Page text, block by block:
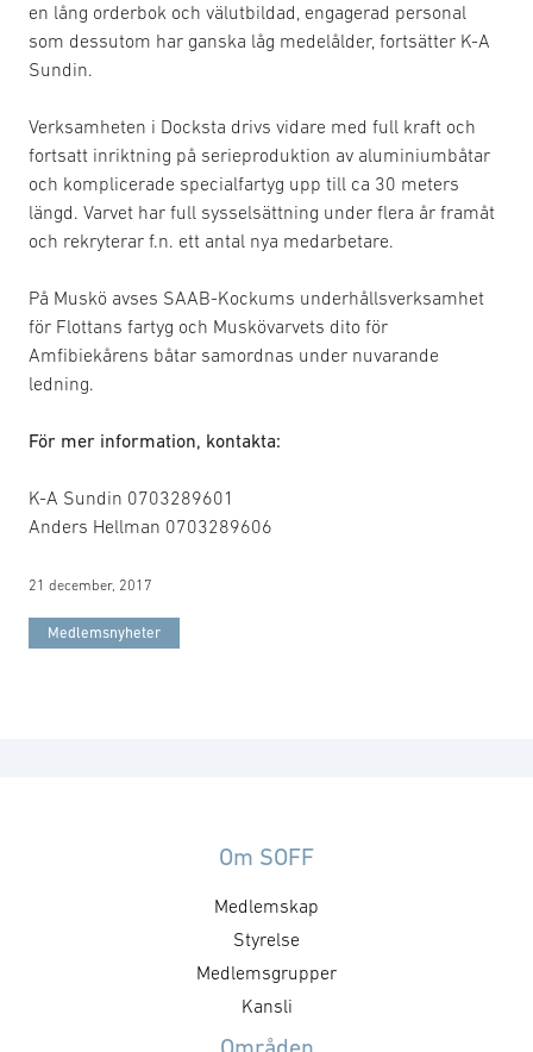
en lång orderbok och välutbildad, engagerad personal
som dessutom har ganska låg medelålder, fortsätter K-A
Sundin.
Verksamheten i Docksta drivs vidare med full kraft och
fortsatt inriktning på serieproduktion av aluminiumbåtar
och komplicerade specialfartyg upp till ca 30 meters
längd. Varvet har full sysselsättning under flera år framåt
och rekryterar f.n. ett antal nya medarbetare.
På Muskö avses SAAB-Kockums underhållsverksamhet
för Flottans fartyg och Muskövarvets dito för
Amfibiekårens båtar samordnas under nuvarande
ledning.
För mer information, kontakta:
K-A Sundin 0703289601
Anders Hellman 0703289606
21 december, 2017
Medlemsnyheter
Om SOFF
Medlemskap
Styrelse
Medlemsgrupper
Kansli
Områden